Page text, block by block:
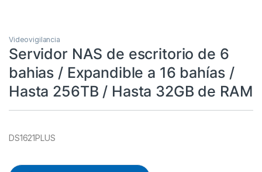
Videovigilancia
Servidor NAS de escritorio de 6
bahias / Expandible a 16 bahías /
Hasta 256TB / Hasta 32GB de RAM
DS1621PLUS